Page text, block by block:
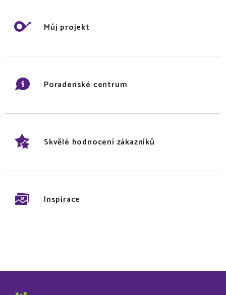
Můj projekt
Poradenské centrum
Skvělé hodnocení zákazníků
Inspirace